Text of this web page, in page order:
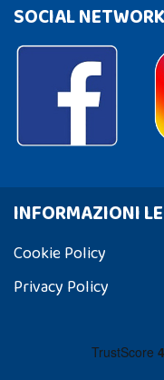
SOCIAL NETWORK
INFORMAZIONI
Cookie Policy
Privacy Policy